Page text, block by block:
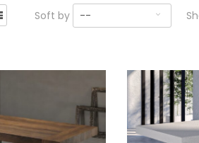
Soft by --